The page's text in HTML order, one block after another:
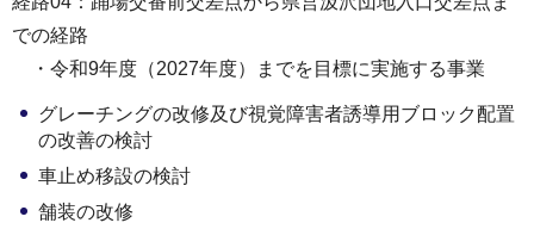
での経路
・令和9年度（2027年度）までを目標に実施する事業
グレーチングの改修及び視覚障害者誘導用ブロック配置
の改善の検討
車止め移設の検討
舗装の改修